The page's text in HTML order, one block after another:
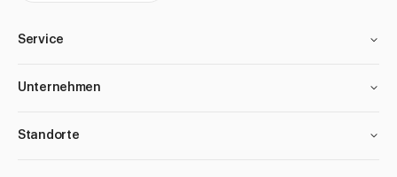
Service
Unternehmen
Standorte